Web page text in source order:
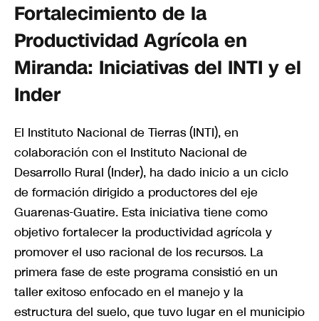
Fortalecimiento de la
Productividad Agrícola en
Miranda: Iniciativas del INTI y el
Inder
El Instituto Nacional de Tierras (INTI), en
colaboración con el Instituto Nacional de
Desarrollo Rural (Inder), ha dado inicio a un ciclo
de formación dirigido a productores del eje
Guarenas-Guatire. Esta iniciativa tiene como
objetivo fortalecer la productividad agrícola y
promover el uso racional de los recursos. La
primera fase de este programa consistió en un
taller exitoso enfocado en el manejo y la
estructura del suelo, que tuvo lugar en el municipio